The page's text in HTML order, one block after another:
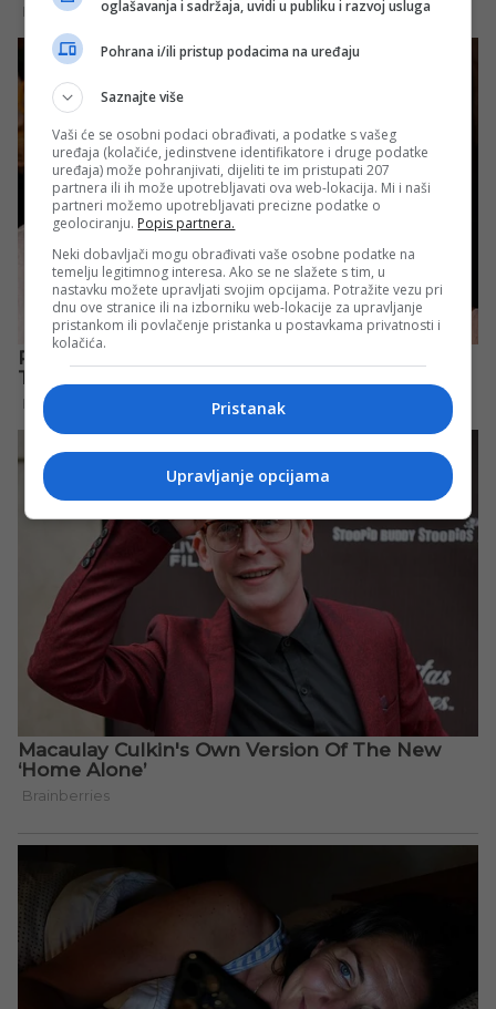
oglašavanja i sadržaja, uvidi u publiku i razvoj usluga
Pohrana i/ili pristup podacima na uređaju
Saznajte više
Vaši će se osobni podaci obrađivati, a podatke s vašeg
uređaja (kolačiće, jedinstvene identifikatore i druge podatke
uređaja) može pohranjivati, dijeliti te im pristupati 207
partnera ili ih može upotrebljavati ova web-lokacija. Mi i naši
partneri možemo upotrebljavati precizne podatke o
geolociranju. Popis partnera.
Neki dobavljači mogu obrađivati vaše osobne podatke na
temelju legitimnog interesa. Ako se ne slažete s tim, u
nastavku možete upravljati svojim opcijama. Potražite vezu pri
dnu ove stranice ili na izborniku web-lokacije za upravljanje
pristankom ili povlačenje pristanka u postavkama privatnosti i
kolačića.
Pristanak
Upravljanje opcijama